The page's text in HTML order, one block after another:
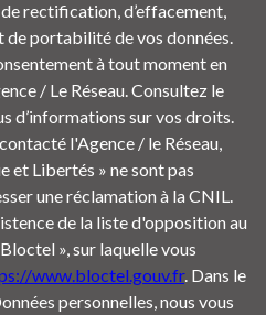
rectification, d’effacement,
portabilité de vos données.
à tout moment en
/ Le Réseau. Consultez le
d’informations sur vos droits.
l'Agence / le Réseau,
et Libertés » ne sont pas
une réclamation à la CNIL.
de la liste d'opposition au
», sur laquelle vous
www.bloctel.gouv.fr. Dans le
personnelles, nous vous